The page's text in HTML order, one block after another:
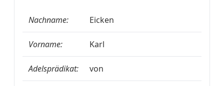
Nachname: Eicken
Vorname: Karl
Adelsprädikat: von